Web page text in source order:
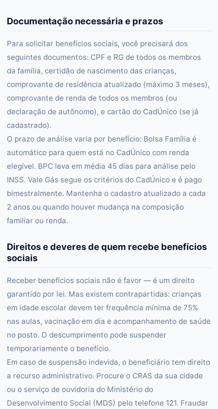
Documentação necessária e prazos
Para solicitar benefícios sociais, você precisará dos
seguintes documentos: CPF e RG de todos os membros
da família, certidão de nascimento das crianças,
comprovante de residência atualizado (máximo 3 meses),
comprovante de renda de todos os membros (ou
declaração de autônomo), e cartão do CadÚnico (se já
cadastrado).
O prazo de análise varia por benefício: Bolsa Família é
automático para quem está no CadÚnico com renda
elegível. BPC leva em média 45 dias para análise pelo
INSS. Vale Gás segue os critérios do CadÚnico e é pago
bimestralmente. Mantenha o cadastro atualizado a cada
2 anos ou quando houver mudança na composição
familiar ou renda.
Direitos e deveres de quem recebe benefícios
sociais
Receber benefícios sociais não é favor — é um direito
garantido por lei. Mas existem contrapartidas: crianças
em idade escolar devem ter frequência mínima de 75%
nas aulas, vacinação em dia e acompanhamento de saúde
no posto. O descumprimento pode suspender
temporariamente o benefício.
Em caso de suspensão indevida, o beneficiário tem direito
a recurso administrativo. Procure o CRAS da sua cidade
ou o serviço de ouvidoria do Ministério do
Desenvolvimento Social (MDS) pelo telefone 121. Fraudar